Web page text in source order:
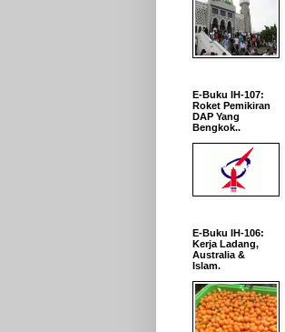
E-Buku IH-107:
Roket Pemikiran
DAP Yang
Bengkok..
E-Buku IH-106:
Kerja Ladang,
Australia &
Islam.